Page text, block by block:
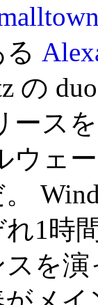
の
ース
ウェ
1時
を演